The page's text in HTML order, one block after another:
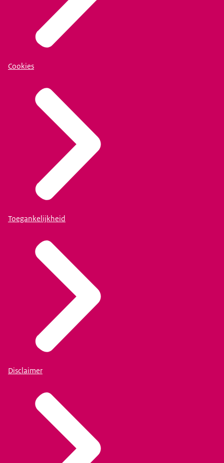
Cookies
Toegankelijkheid
Disclaimer